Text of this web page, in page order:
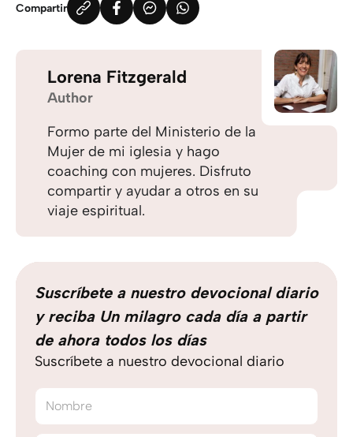
Compartir
Lorena Fitzgerald
Author
Formo parte del Ministerio de la
Mujer de mi iglesia y hago
coaching con mujeres. Disfruto
compartir y ayudar a otros en su
viaje espiritual.
Suscríbete a nuestro devocional diario
y reciba Un milagro cada día a partir
de ahora todos los días
Suscríbete a nuestro devocional diario
Nombre